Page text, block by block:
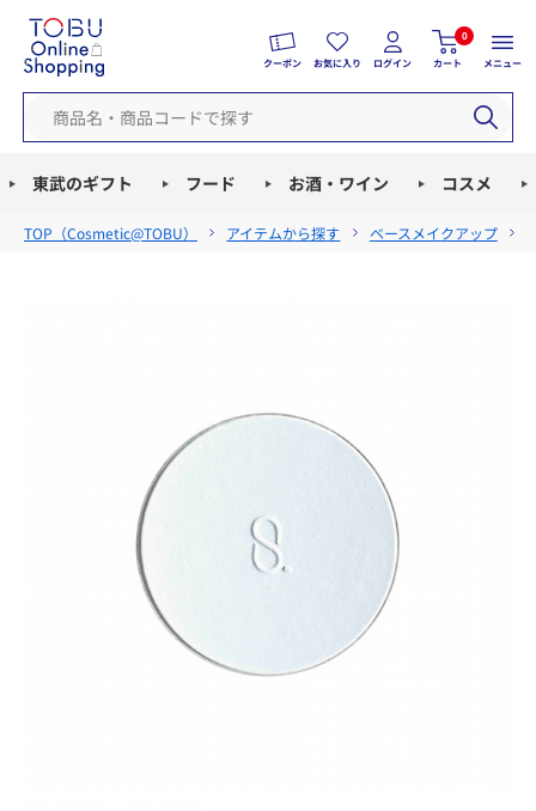
クーポン お気に入り ログイン
0
カート メニュー
東武のギフト フード お酒・ワイン コスメ
TOP（Cosmetic@TOBU） アイテムから探す ベースメイクアップ